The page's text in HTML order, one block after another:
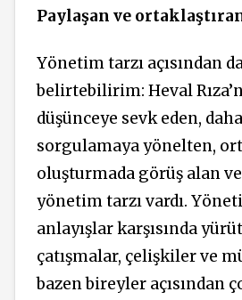
Paylaşan ve
Yönetim tarzı açısından
belirtebilirim: Heval
düşünceye sevk eden,
sorgulamaya yönelten,
oluşturmada görüş alan
yönetim tarzı vardı.
anlayışlar karşısında
çatışmalar, çelişkiler ve
bazen bireyler açısından